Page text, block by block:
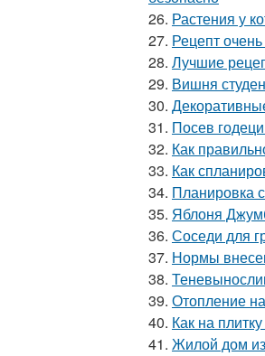
26. Растения у
27. Рецепт
28. Лучшие
29. Вишня
30.
31. Посев
32. Как
33. Как
34. Планировка
35. Яблоня
36. Соседи для
37. Нормы
38.
39. Отопление
40. Как на
41. Жилой дом